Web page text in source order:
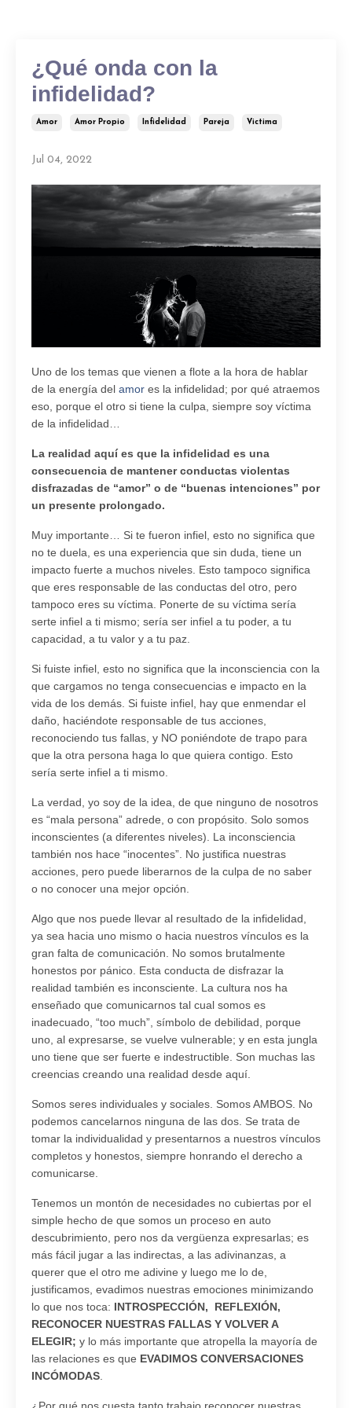
¿Qué onda con la
infidelidad?
Amor Amor Propio Infidelidad Pareja Victima
Jul 04, 2022
Uno de los temas que vienen a flote a la hora de hablar
de la energía del amor es la infidelidad; por qué atraemos
eso, porque el otro si tiene la culpa, siempre soy víctima
de la infidelidad…
La realidad aquí es que la infidelidad es una
consecuencia de mantener conductas violentas
disfrazadas de “amor” o de “buenas intenciones” por
un presente prolongado.
Muy importante… Si te fueron infiel, esto no significa que
no te duela, es una experiencia que sin duda, tiene un
impacto fuerte a muchos niveles. Esto tampoco significa
que eres responsable de las conductas del otro, pero
tampoco eres su víctima. Ponerte de su víctima sería
serte infiel a ti mismo; sería ser infiel a tu poder, a tu
capacidad, a tu valor y a tu paz.
Si fuiste infiel, esto no significa que la inconsciencia con la
que cargamos no tenga consecuencias e impacto en la
vida de los demás. Si fuiste infiel, hay que enmendar el
daño, haciéndote responsable de tus acciones,
reconociendo tus fallas, y NO poniéndote de trapo para
que la otra persona haga lo que quiera contigo. Esto
sería serte infiel a ti mismo.
La verdad, yo soy de la idea, de que ninguno de nosotros
es “mala persona” adrede, o con propósito. Solo somos
inconscientes (a diferentes niveles). La inconsciencia
también nos hace “inocentes”. No justifica nuestras
acciones, pero puede liberarnos de la culpa de no saber
o no conocer una mejor opción.
Algo que nos puede llevar al resultado de la infidelidad,
ya sea hacia uno mismo o hacia nuestros vínculos es la
gran falta de comunicación. No somos brutalmente
honestos por pánico. Esta conducta de disfrazar la
realidad también es inconsciente. La cultura nos ha
enseñado que comunicarnos tal cual somos es
inadecuado, “too much”, símbolo de debilidad, porque
uno, al expresarse, se vuelve vulnerable; y en esta jungla
uno tiene que ser fuerte e indestructible. Son muchas las
creencias creando una realidad desde aquí.
Somos seres individuales y sociales. Somos AMBOS. No
podemos cancelarnos ninguna de las dos. Se trata de
tomar la individualidad y presentarnos a nuestros vínculos
completos y honestos, siempre honrando el derecho a
comunicarse.
Tenemos un montón de necesidades no cubiertas por el
simple hecho de que somos un proceso en auto
descubrimiento, pero nos da vergüenza expresarlas; es
más fácil jugar a las indirectas, a las adivinanzas, a
querer que el otro me adivine y luego me lo de,
justificamos, evadimos nuestras emociones minimizando
lo que nos toca: INTROSPECCIÓN, REFLEXIÓN,
RECONOCER NUESTRAS FALLAS Y VOLVER A
ELEGIR; y lo más importante que atropella la mayoría de
las relaciones es que EVADIMOS CONVERSACIONES
INCÓMODAS